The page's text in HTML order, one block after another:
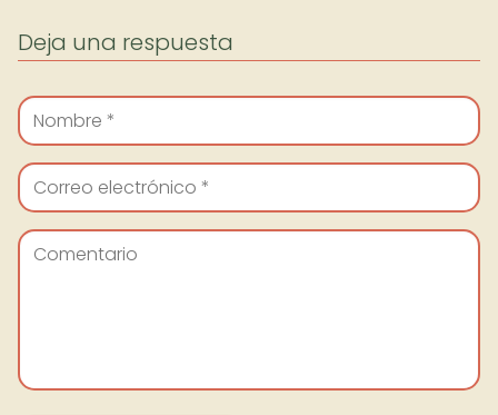
Deja una respuesta